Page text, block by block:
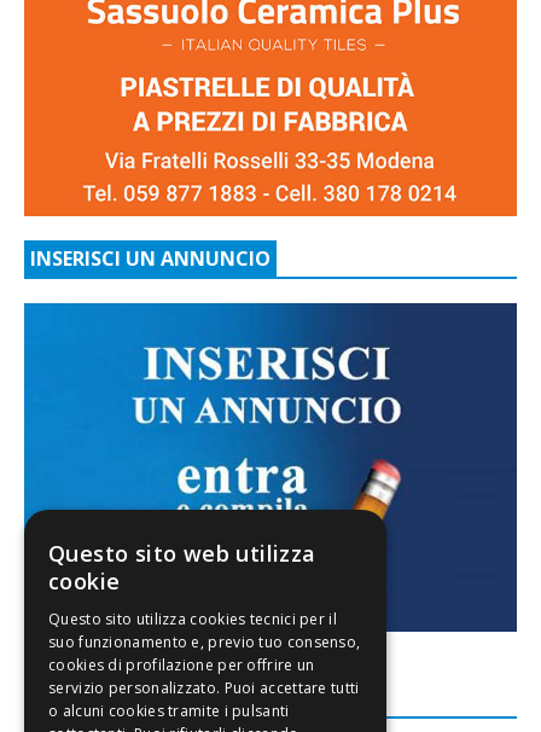
INSERISCI UN ANNUNCIO
FACEBOOK
Questo sito web utilizza
cookie